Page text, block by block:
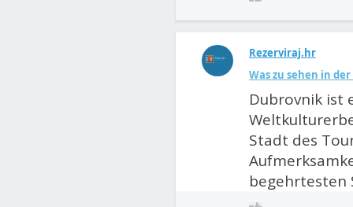
Rezerviraj.hr
Was zu sehen in
Dubrovnik ist
Stadt des
begehrtesten